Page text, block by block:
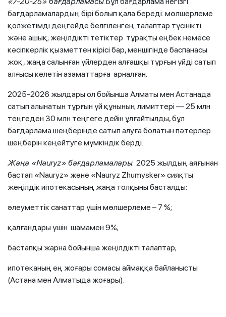
бағдарламалардың бірі болып қала береді: мөлшерлеме
қолжетімді деңгейде белгіленген; талаптар түсінікті
және ашық; жеңілдікті тетіктер тұрақты еңбек немесе
кәсіпкерлік қызметтен кірісі бар, меншігінде баспанасы
жоқ, жаңа салынған үйлерден алғашқы тұрғын үйді сатып
алғысы келетін азаматтарға арналған.
2025-2026 жылдары ол бойынша Алматы мен Астанада
сатып алынатын тұрғын үй құнының лимиттері — 25 млн
теңгеден 30 млн теңгеге дейін ұлғайтылды, бұл
бағдарлама шеңберінде сатып алуға болатын пәтерлер
шеңберін кеңейтуге мүмкіндік берді.
Жаңа «Nauryz» бағдарламалары. 2025 жылдың аяғынан
бастап «Nauryz» және «Nauryz Zhumysker» сияқты
жеңілдік ипотекасының жаңа толқыны басталды:
әлеуметтік санаттар үшін мөлшерлеме – 7 %;
қалғандары үшін шамамен 9%;
бастапқы жарна бойынша жеңілдікті талаптар;
ипотеканың ең жоғары сомасы аймаққа байланысты
(Астана мен Алматыда жоғары).